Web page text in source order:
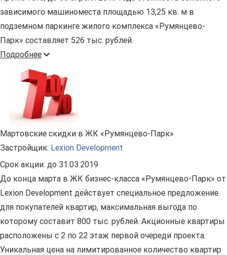
зависимого машиноместа площадью 13,25 кв. м в
подземном паркинге жилого комплекса «Румянцево-
Парк» составляет 526 тыс. рублей.
Подробнее
Мартовские скидки в ЖК «Румянцево-Парк»
Застройщик: Lexion Development
Срок акции: до 31.03.2019
До конца марта в ЖК бизнес-класса «Румянцево-Парк» от
Lexion Development действует специальное предложение
для покупателей квартир, максимальная выгода по
которому составит 800 тыс. рублей. Акционные квартиры
расположены с 2 по 22 этаж первой очереди проекта.
Уникальная цена на лимитированное количество квартир